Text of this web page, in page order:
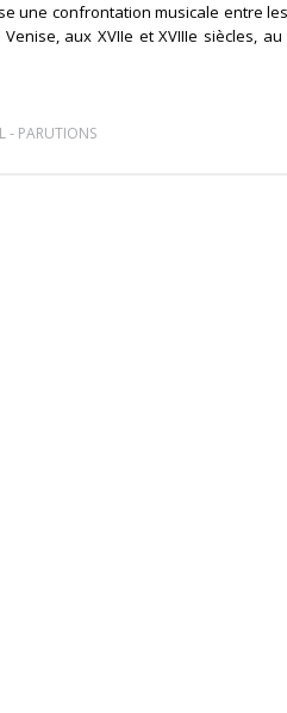
une confrontation musicale entre
aux XVIIe et XVIIIe siècles,
- PARUTIONS